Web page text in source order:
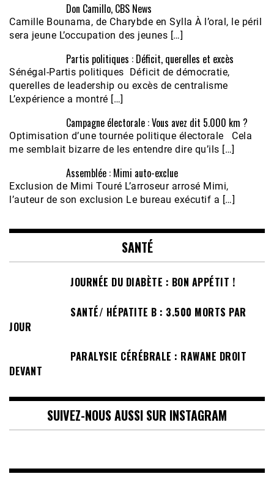
Don Camillo, CBS News
Camille Bounama, de Charybde en Sylla À l’oral, le péril
sera jeune L’occupation des jeunes […]
Partis politiques : Déficit, querelles et excès
Sénégal-Partis politiques Déficit de démocratie,
querelles de leadership ou excès de centralisme
L’expérience a montré […]
Campagne électorale : Vous avez dit 5.000 km ?
Optimisation d’une tournée politique électorale Cela
me semblait bizarre de les entendre dire qu’ils […]
Assemblée : Mimi auto-exclue
Exclusion de Mimi Touré L’arroseur arrosé Mimi,
l’auteur de son exclusion Le bureau exécutif a […]
SANTÉ
JOURNÉE DU DIABÈTE : BON APPÉTIT !
SANTÉ/ HÉPATITE B : 3.500 MORTS PAR
JOUR
PARALYSIE CÉRÉBRALE : RAWANE DROIT
DEVANT
SUIVEZ-NOUS AUSSI SUR INSTAGRAM